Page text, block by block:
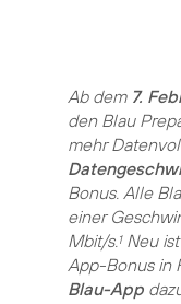
Ab dem 7.
den Blau
mehr
Bonus. Alle
einer
Mbit/s.1Neu ist
App-Bonus in
Blau-App